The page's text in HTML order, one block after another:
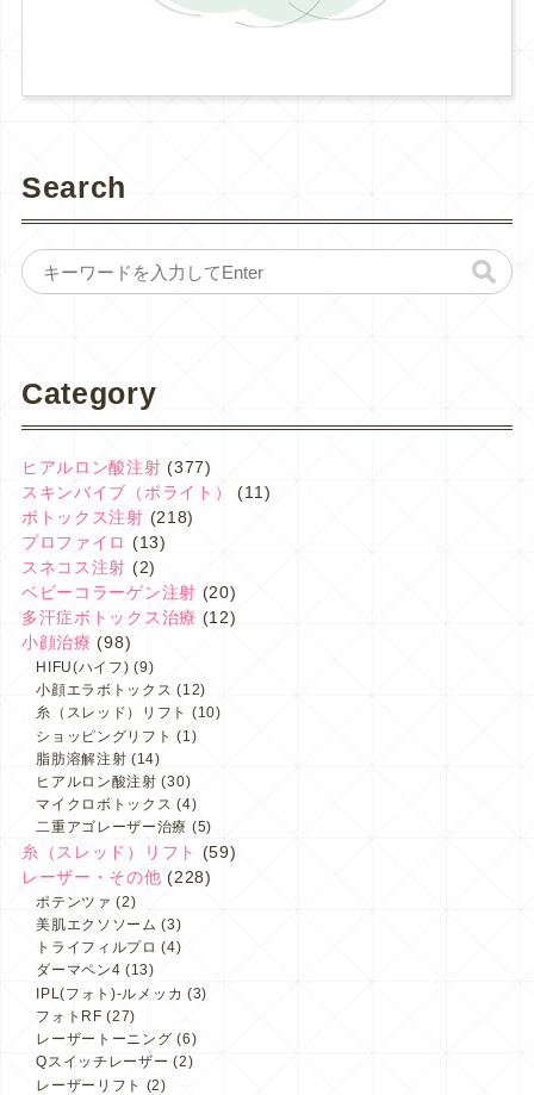
Search
Category
ヒアルロン酸注射 (377)
スキンバイブ（ボライト）
(11)
ボトックス注射 (218)
プロファイロ (13)
スネコス注射 (2)
ベビーコラーゲン注射 (20)
多汗症ボトックス治療 (12)
小顔治療 (98)
HIFU(ハイフ) (9)
小顔エラボトックス (12)
糸（スレッド）リフト (10)
ショッピングリフト (1)
脂肪溶解注射 (14)
ヒアルロン酸注射 (30)
マイクロボトックス (4)
二重アゴレーザー治療 (5)
糸（スレッド）リフト
(59)
レーザー・その他 (228)
ポテンツァ (2)
美肌エクソソーム (3)
トライフィルプロ (4)
ダーマペン4 (13)
IPL(フォト)-ルメッカ (3)
フォトRF (27)
レーザートーニング (6)
Qスイッチレーザー (2)
レーザーリフト (2)